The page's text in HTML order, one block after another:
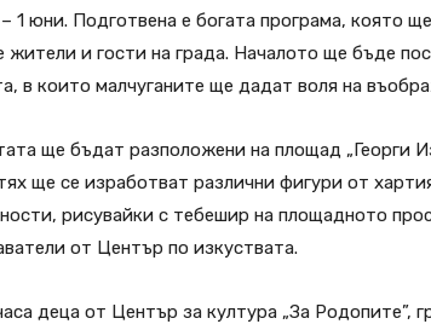
1 юни. Подготвена е богата програма, която
жители и гости на града. Началото ще бъде
в които малчуганите ще дадат воля на
ще бъдат разположени на площад „Георги
ще се изработват различни фигури от
рисувайки с тебешир на площадното
от Център по изкуствата.
деца от Център за култура „За Родопите”,